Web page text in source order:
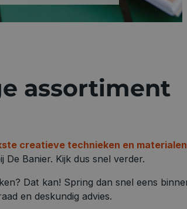
assortiment
creatieve technieken en materialen
Banier. Kijk dus snel verder.
Dat kan! Spring dan snel eens
en deskundig advies.